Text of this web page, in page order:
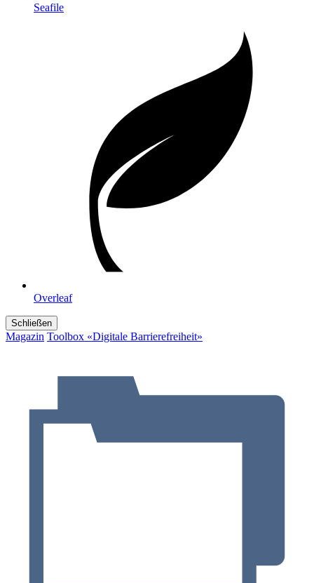
Seafile
Overleaf
Schließen
Magazin Toolbox «Digitale Barrierefreiheit»